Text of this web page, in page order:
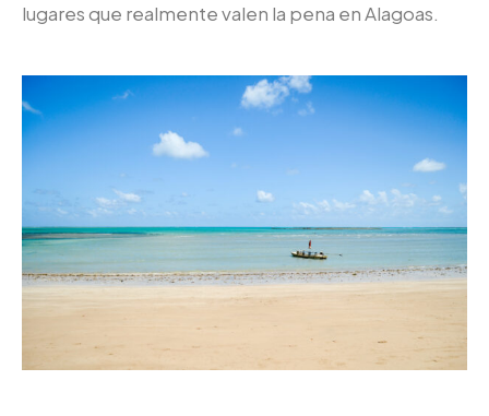
lugares que realmente valen la pena en Alagoas.